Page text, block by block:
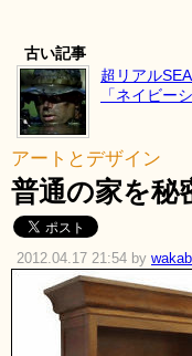
古い記事
超リアル
「ネイビー
アートとデザイン
普通の家を秘
2012.04.17 21:54 by